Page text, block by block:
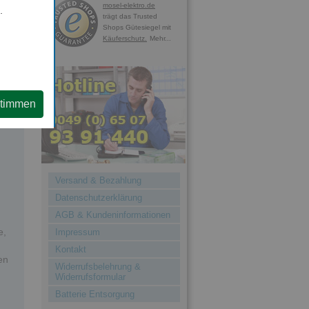
mosel-elektro.de
trägt das Trusted
Shops Gütesiegel mit
Käuferschutz.
Mehr...
Versand & Bezahlung
Datenschutzerklärung
AGB & Kundeninformationen
Impressum
Kontakt
Widerrufsbelehrung &
Widerrufsformular
Batterie Entsorgung